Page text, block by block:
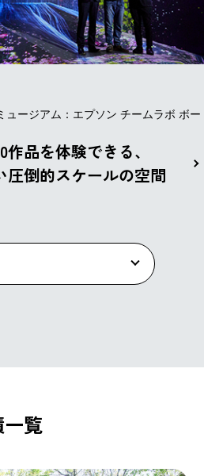
ュージアム：エプソン チームラボ ボー
品を体験できる、
圧倒的スケールの空間
覧